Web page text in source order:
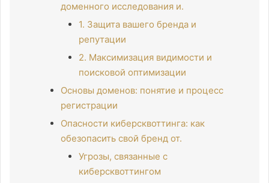
доменного исследования и.
1. Защита вашего бренда и
репутации
2. Максимизация видимости и
поисковой оптимизации
Основы доменов: понятие и процесс
регистрации
Опасности киберсквоттинга: как
обезопасить свой бренд от.
Угрозы, связанные с
киберсквоттингом